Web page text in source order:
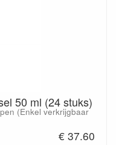
50 ml (24 stuks)
(Enkel verkrijgbaar
€ 37.60